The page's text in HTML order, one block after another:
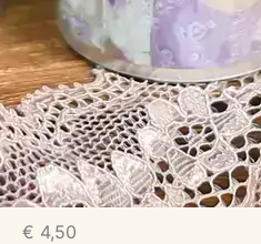
€ 4,50